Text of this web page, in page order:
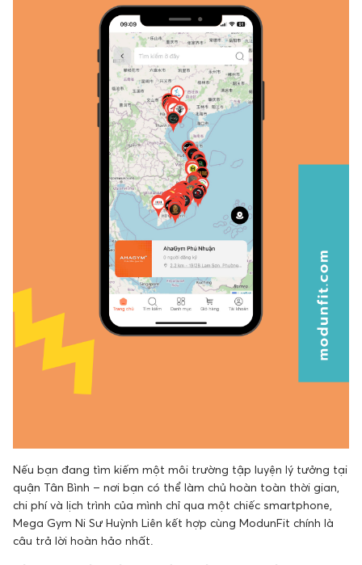
Nếu bạn đang tìm kiếm một môi trường tập luyện lý tưởng tại
quận Tân Bình – nơi bạn có thể làm chủ hoàn toàn thời gian,
chi phí và lịch trình của mình chỉ qua một chiếc smartphone,
Mega Gym Ni Sư Huỳnh Liên kết hợp cùng ModunFit chính là
câu trả lời hoàn hảo nhất.